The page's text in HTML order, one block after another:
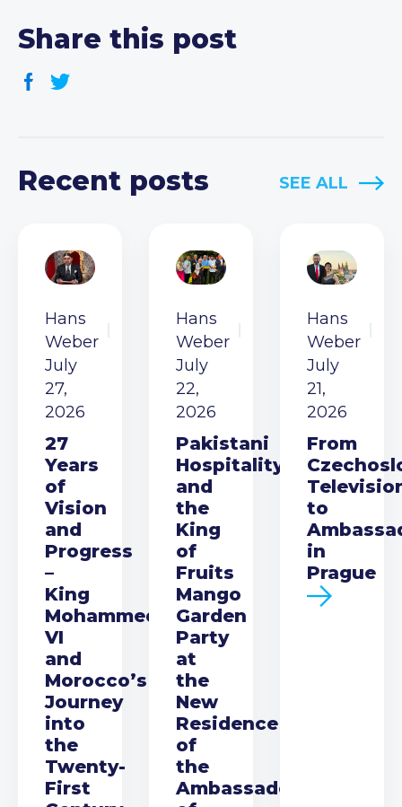
Share this post
Recent posts SEE ALL
Hans
Weber
July
27,
2026
27
Years
of
Vision
and
Progress
–
King
Mohammed
VI
and
Morocco’s
Journey
into
the
Twenty-
First
Hans
Weber
July
22,
2026
Pakistani
Hospitality
and
the
King
of
Fruits
Mango
Garden
Party
at
the
New
Residence
of
the
Ambassador
Hans
Weber
July
21,
2026
From
to
in
Prague